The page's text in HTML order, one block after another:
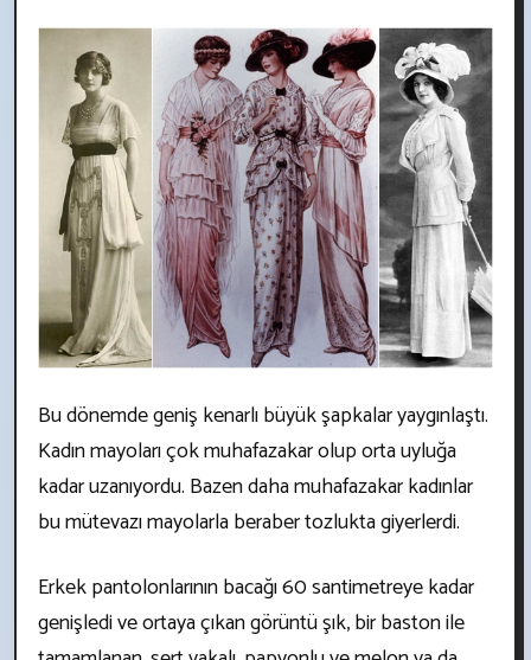
Bu dönemde geniş kenarlı büyük şapkalar yaygınlaştı.
Kadın mayoları çok muhafazakar olup orta uyluğa
kadar uzanıyordu. Bazen daha muhafazakar kadınlar
bu mütevazı mayolarla beraber tozlukta giyerlerdi.
Erkek pantolonlarının bacağı 60 santimetreye kadar
genişledi ve ortaya çıkan görüntü şık, bir baston ile